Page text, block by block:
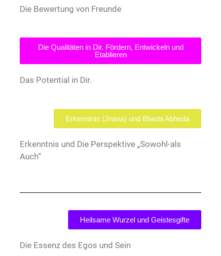
Die Bewertung von Freunde
Die Qualitäten in Dir. Fördern, Entwickeln und
Etablieren
Das Potential in Dir.
Erkenntnis (Jnana) und Bheda Abheda
Erkenntnis und Die Perspektive „Sowohl-als
Auch“
Heilsame Wurzel und Geistesgifte
Die Essenz des Egos und Sein